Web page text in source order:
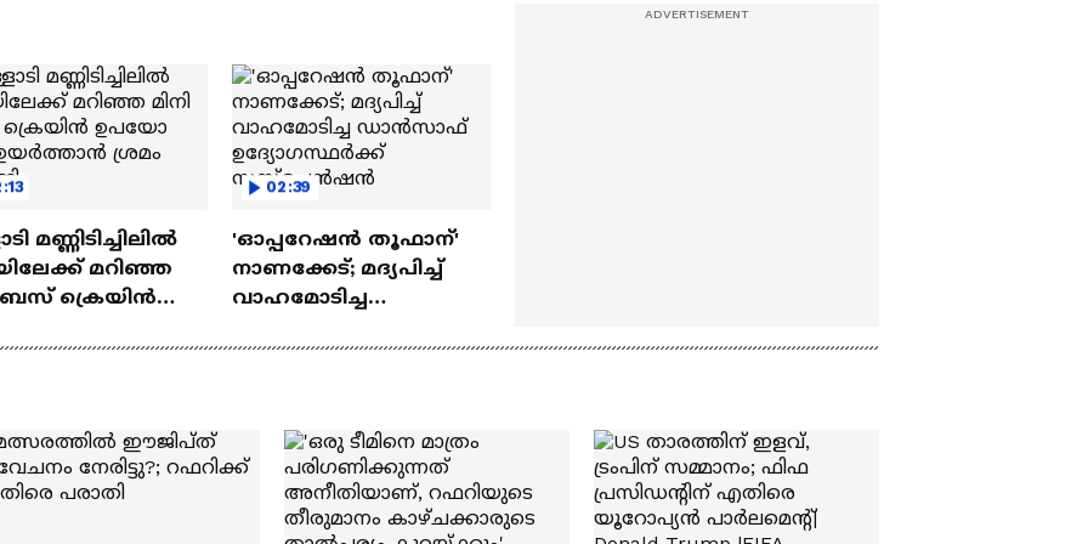
മണ്ണിടിച്ചിലിൽ
മറിഞ്ഞ
ബസ് ക്രെയിൻ
ശ്രമം
02:39
'ഓപ്പറേഷൻ തൂഫാന്'
നാണക്കേട്; മദ്യപിച്ച്
വാഹമോടിച്ച
ഉദ്യോഗസ്ഥ‍ർക്ക്